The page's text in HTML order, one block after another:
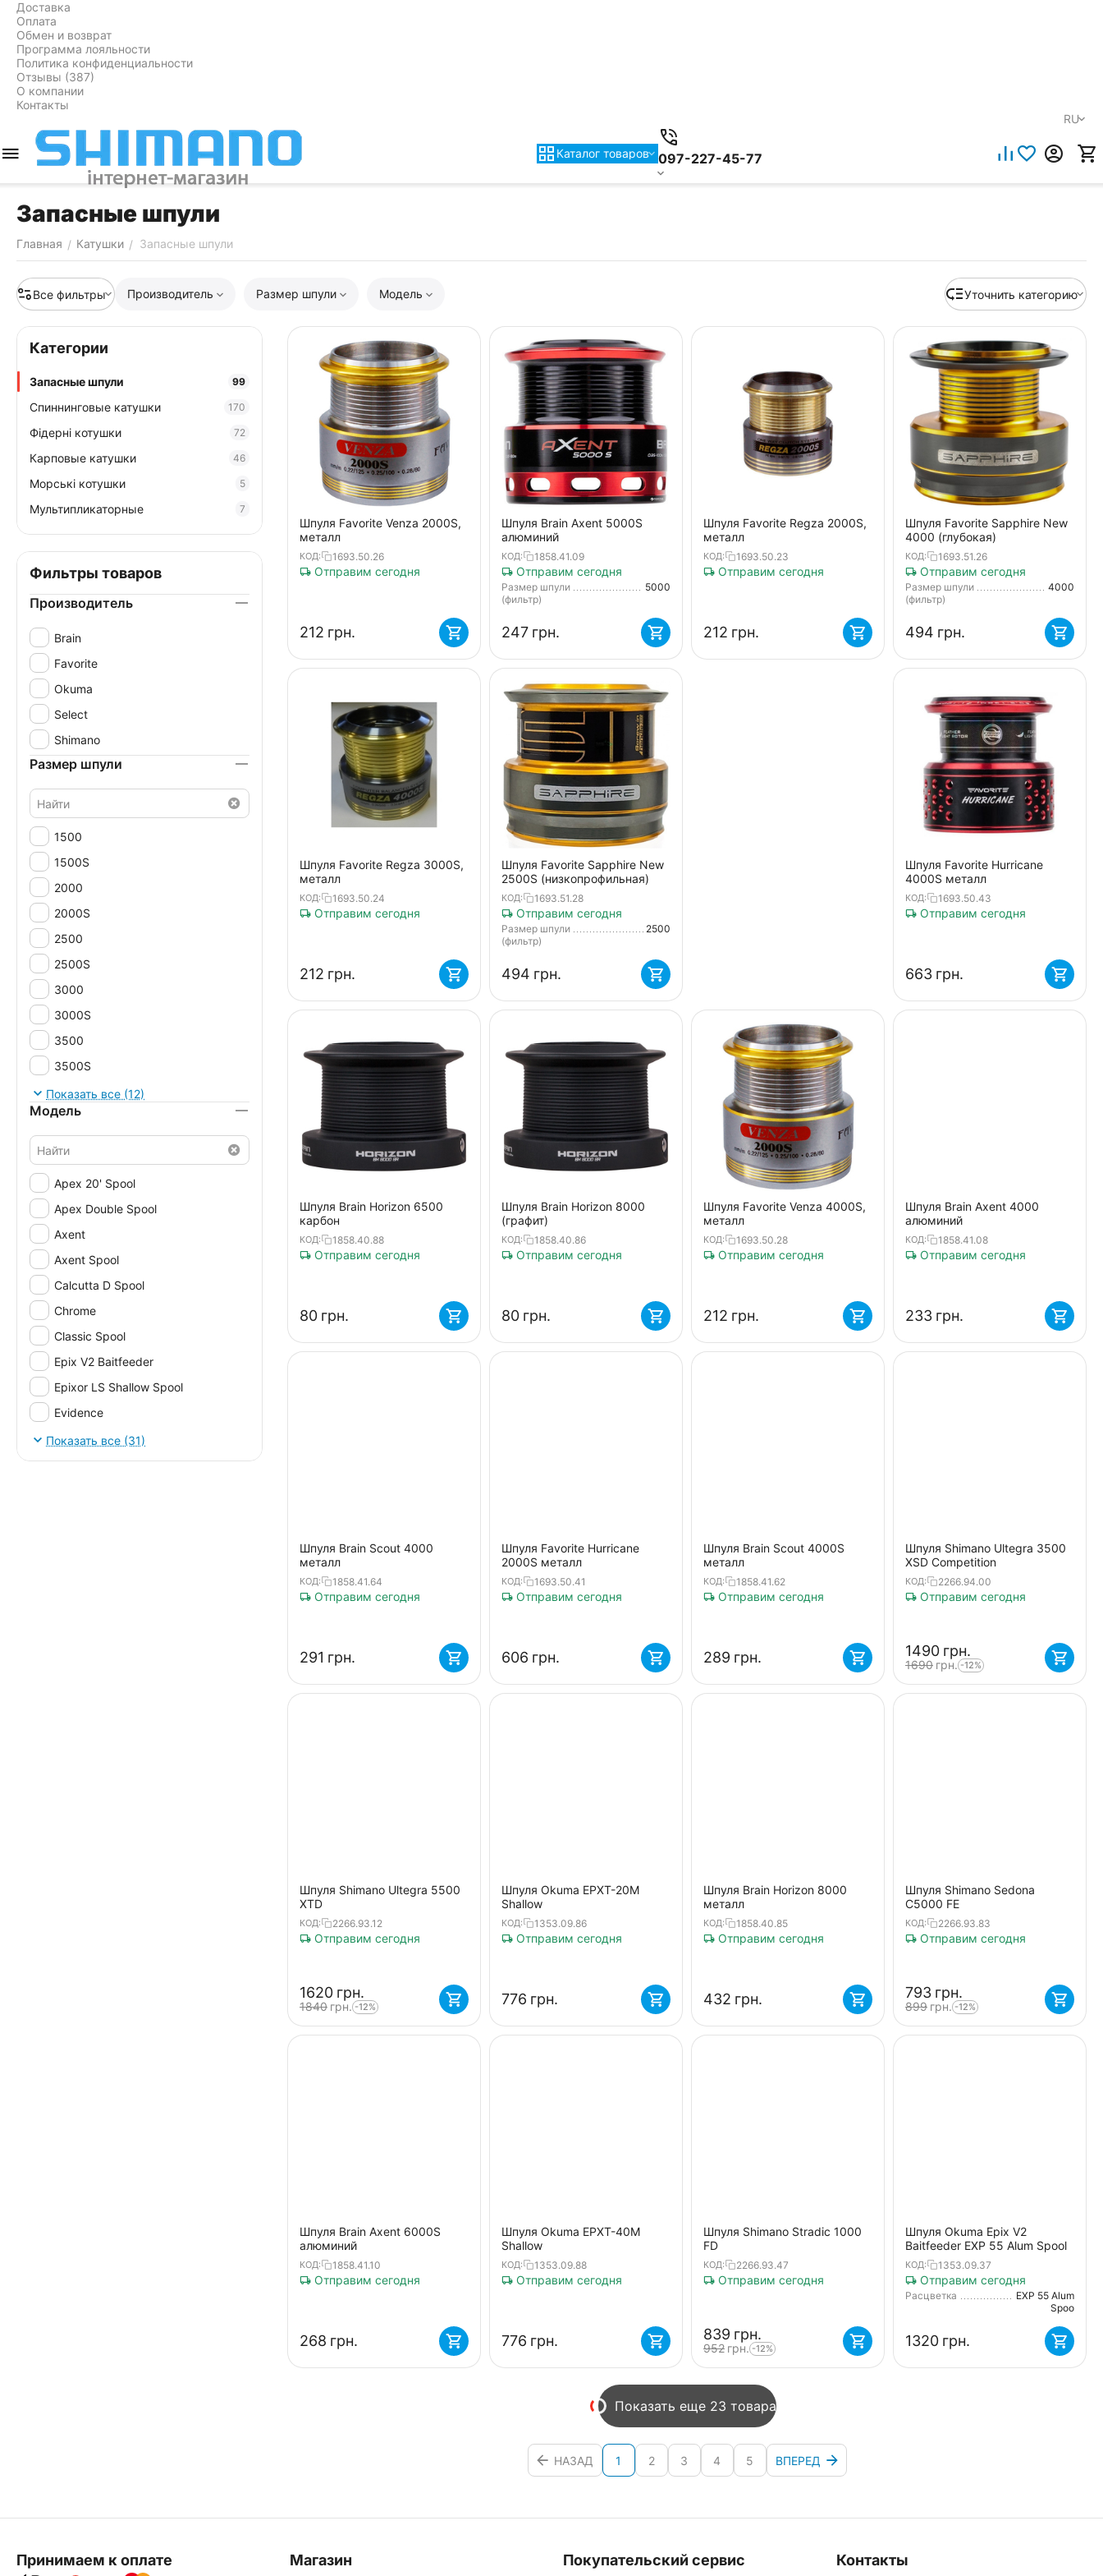
Доставка
Оплата
Обмен и возврат
Программа лояльности
Политика конфиденциальности
Отзывы (387)
О компании
Контакты
RU
Каталог товаров 097-227-45-77
Запасные шпули
Главная / Катушки / Запасные шпули
Все фильтры Производитель Размер шпули Модель Уточнить категорию
Шпуля Favorite Venza 2000S,
металл
КОД: 1693.50.26
Отправим сегодня
‍212‍ грн.
Шпуля Brain Axent 5000S
алюминий
КОД: 1858.41.09
Отправим сегодня
Размер шпули
(фильтр)
5000
‍247‍ грн.
Шпуля Favorite Regza 2000S,
металл
КОД: 1693.50.23
Отправим сегодня
‍212‍ грн.
Шпуля Favorite Sapphire New
4000 (глубокая)
КОД: 1693.51.26
Отправим сегодня
Размер шпули
(фильтр)
4000
‍494‍ грн.
Шпуля Favorite Regza 3000S,
металл
КОД: 1693.50.24
Отправим сегодня
‍212‍ грн.
Шпуля Favorite Sapphire New
2500S (низкопрофильная)
КОД: 1693.51.28
Отправим сегодня
Размер шпули
(фильтр)
2500
‍494‍ грн.
Шпуля Favorite Hurricane
4000S металл
КОД: 1693.50.43
Отправим сегодня
‍663‍ грн.
Шпуля Brain Horizon 6500
карбон
КОД: 1858.40.88
Отправим сегодня
‍80‍ грн.
Шпуля Brain Horizon 8000
(графит)
КОД: 1858.40.86
Отправим сегодня
‍80‍ грн.
Шпуля Favorite Venza 4000S,
металл
КОД: 1693.50.28
Отправим сегодня
‍212‍ грн.
Шпуля Brain Axent 4000
алюминий
КОД: 1858.41.08
Отправим сегодня
‍233‍ грн.
Шпуля Brain Scout 4000
металл
КОД: 1858.41.64
Отправим сегодня
‍291‍ грн.
Шпуля Favorite Hurricane
2000S металл
КОД: 1693.50.41
Отправим сегодня
‍606‍ грн.
Шпуля Brain Scout 4000S
металл
КОД: 1858.41.62
Отправим сегодня
‍289‍ грн.
Шпуля Shimano Ultegra 3500
XSD Competition
КОД: 2266.94.00
Отправим сегодня
‍1490‍ грн.
‍1690‍ грн. -12%
Шпуля Shimano Ultegra 5500
XTD
КОД: 2266.93.12
Отправим сегодня
‍1620‍ грн.
‍1840‍ грн. -12%
Шпуля Okuma EPXT-20M
Shallow
КОД: 1353.09.86
Отправим сегодня
‍776‍ грн.
Шпуля Brain Horizon 8000
металл
КОД: 1858.40.85
Отправим сегодня
‍432‍ грн.
Шпуля Shimano Sedona
C5000 FE
КОД: 2266.93.83
Отправим сегодня
‍793‍ грн.
‍899‍ грн. -12%
Шпуля Brain Axent 6000S
алюминий
КОД: 1858.41.10
Отправим сегодня
‍268‍ грн.
Шпуля Okuma EPXT-40M
Shallow
КОД: 1353.09.88
Отправим сегодня
‍776‍ грн.
Шпуля Shimano Stradic 1000
FD
КОД: 2266.93.47
Отправим сегодня
‍839‍ грн.
‍952‍ грн. -12%
Шпуля Okuma Epix V2
Baitfeeder EXP 55 Alum Spool
КОД: 1353.09.37
Отправим сегодня
Расцветка
EXP 55 Alum
Spool
‍1320‍ грн.
Показать еще 23 товара
НАЗАД 1 2 3 4 5 ВПЕРЕД
Категории
Запасные шпули 99
Спиннинговые катушки 170
Фідерні котушки 72
Карповые катушки 46
Морські котушки 5
Мультипликаторные 7
Фильтры товаров
Производитель
Brain
Favorite
Okuma
Select
Shimano
Размер шпули
1500
1500S
2000
2000S
2500
2500S
3000
3000S
3500
3500S
4000
5000
Показать все (12)
Модель
Apex 20' Spool
Apex Double Spool
Axent
Axent Spool
Calcutta D Spool
Chrome
Classic Spool
Epix V2 Baitfeeder
Epixor LS Shallow Spool
Evidence
Force
Horizon Spool
Показать все (31)
Принимаем к оплате Магазин Покупательский сервис Контакты